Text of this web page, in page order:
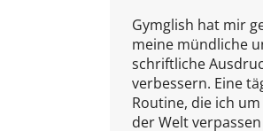
Gymglish hat mir
meine mündliche
schriftliche
verbessern. Eine
Routine, die ich
der Welt